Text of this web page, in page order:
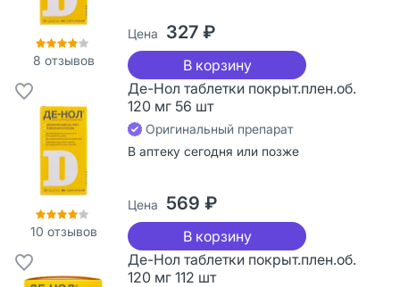
8 отзывов
Цена 327 ₽
В корзину
10 отзывов
Де-Нол таблетки покрыт.плен.об.
120 мг 56 шт
Оригинальный препарат
В аптеку сегодня или позже
Цена 569 ₽
В корзину
Де-Нол таблетки покрыт.плен.об.
120 мг 112 шт